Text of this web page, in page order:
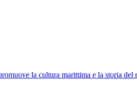
la cultura marittima e la storia del